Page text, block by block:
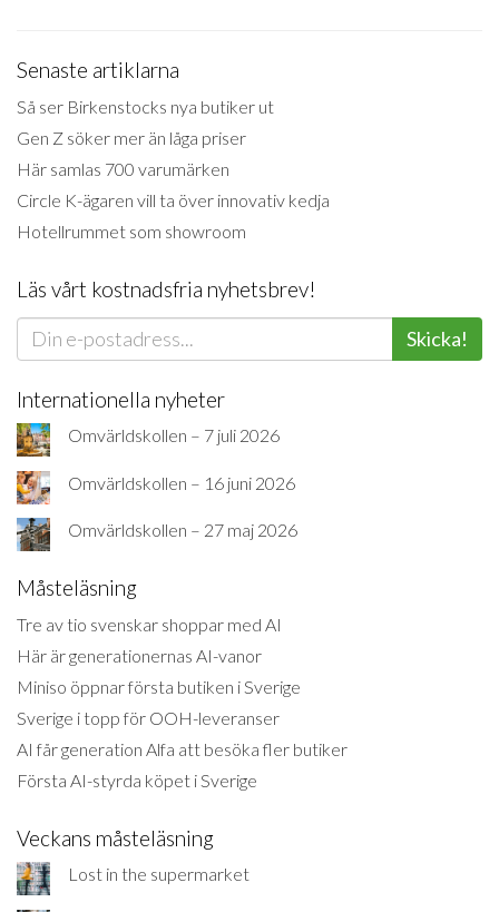
Senaste artiklarna
Så ser Birkenstocks nya butiker ut
Gen Z söker mer än låga priser
Här samlas 700 varumärken
Circle K-ägaren vill ta över innovativ kedja
Hotellrummet som showroom
Läs vårt kostnadsfria nyhetsbrev!
Skicka!
Internationella nyheter
Omvärldskollen – 7 juli 2026
Omvärldskollen – 16 juni 2026
Omvärldskollen – 27 maj 2026
Måsteläsning
Tre av tio svenskar shoppar med AI
Här är generationernas AI-vanor
Miniso öppnar första butiken i Sverige
Sverige i topp för OOH-leveranser
AI får generation Alfa att besöka fler butiker
Första AI-styrda köpet i Sverige
Veckans måsteläsning
Lost in the supermarket